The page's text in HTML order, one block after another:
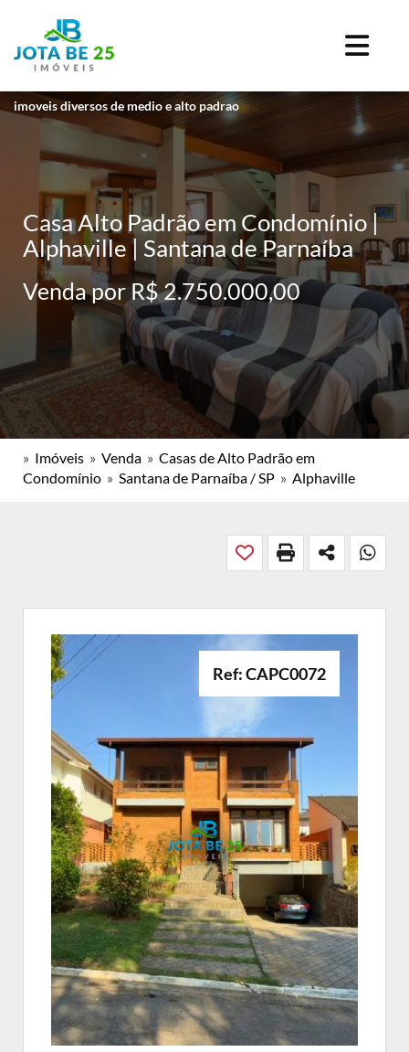
imoveis diversos de medio e alto padrao
Casa Alto Padrão em Condomínio |
Alphaville | Santana de Parnaíba
Venda por R$ 2.750.000,00
» Imóveis » Venda » Casas de Alto Padrão em
Condomínio » Santana de Parnaíba / SP » Alphaville
Ref: CAPC0072